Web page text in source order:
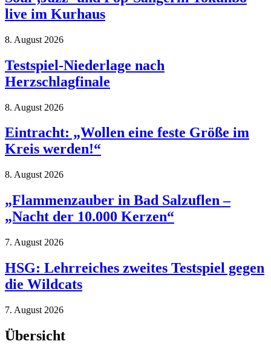
live im Kurhaus
8. August 2026
Testspiel-Niederlage nach
Herzschlagfinale
8. August 2026
Eintracht: „Wollen eine feste Größe im
Kreis werden!“
8. August 2026
„Flammenzauber in Bad Salzuflen –
„Nacht der 10.000 Kerzen“
7. August 2026
HSG: Lehrreiches zweites Testspiel gegen
die Wildcats
7. August 2026
Übersicht